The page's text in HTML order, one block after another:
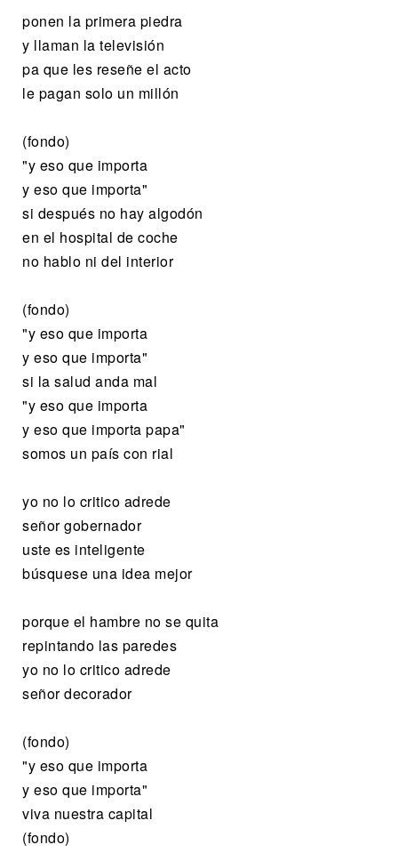
ponen la primera piedra
y llaman la televisión
pa que les reseñe el acto
le pagan solo un millón
(fondo)
"y eso que importa
y eso que importa"
si después no hay algodón
en el hospital de coche
no hablo ni del interior
(fondo)
"y eso que importa
y eso que importa"
si la salud anda mal
"y eso que importa
y eso que importa papa"
somos un país con rial
yo no lo critico adrede
señor gobernador
uste es inteligente
búsquese una idea mejor
porque el hambre no se quita
repintando las paredes
yo no lo critico adrede
señor decorador
(fondo)
"y eso que importa
y eso que importa"
viva nuestra capital
(fondo)